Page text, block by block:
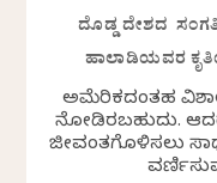
ದೊಡ್ಡ ದೇಶದ
ಹಾಲಾಡಿಯವರ
ಅಮೆರಿಕದಂತಹ ವಿಶಾಲ
ನೋಡಿರಬಹುದು. ಆದರೆ
ಜೀವಂತಗೊಳಿಸಲು